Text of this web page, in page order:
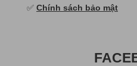
✅ Chính sách bảo mật